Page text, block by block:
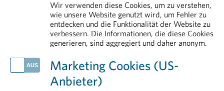
Impfen schützt in jedem Lebensabschnitt
IM DETAIL
Arzneimittelsicherheit
Rund um die Pharmaindustrie
Erstattung von Arzneimitteln
Wir verwenden diese Cookies, um zu verstehen,
wie unsere Website genutzt wird, um Fehler zu
entdecken und die Funktionalität der Website zu
verbessern. Die Informationen, die diese Cookies
generieren, sind aggregiert und daher anonym.
Marketing Cookies (US-
Anbieter)